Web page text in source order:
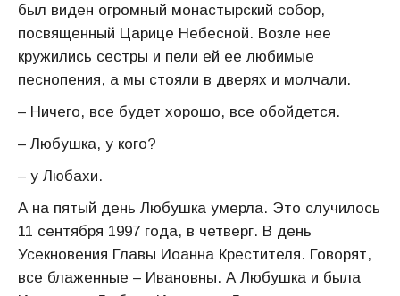
был виден огромный монастырский собор,
посвященный Царице Небесной. Возле нее
кружились сестры и пели ей ее любимые
песнопения, а мы стояли в дверях и молчали.
– Ничего, все будет хорошо, все обойдется.
– Любушка, у кого?
– у Любахи.
А на пятый день Любушка умерла. Это случилось
11 сентября 1997 года, в четверг. В день
Усекновения Главы Иоанна Крестителя. Говорят,
все блаженные – Ивановны. А Любушка и была